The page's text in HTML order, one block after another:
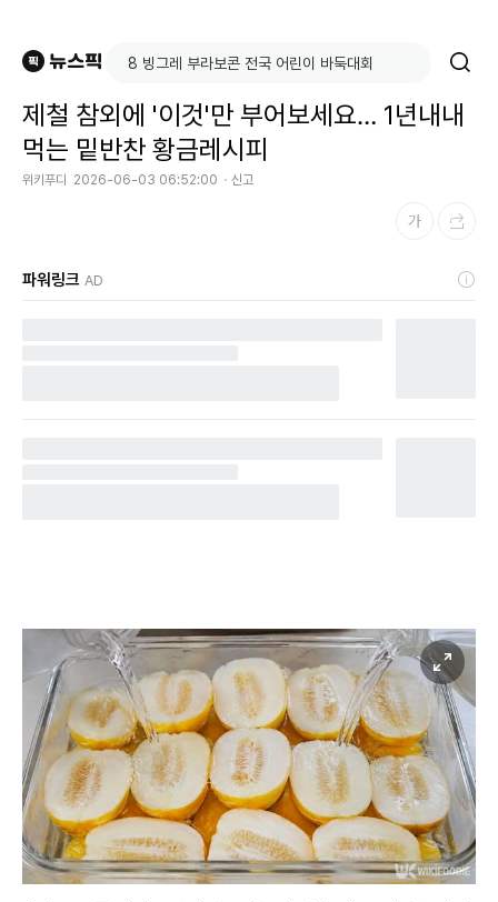
제철 참외에 '이것'만 부어보세요… 1년내내
먹는 밑반찬 황금레시피
위키푸디 2026-06-03 06:52:00 신고
파워링크 AD